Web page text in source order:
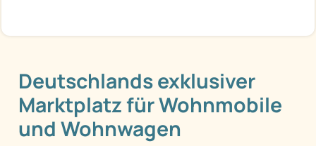
Deutschlands exklusiver
Marktplatz für Wohnmobile
und Wohnwagen